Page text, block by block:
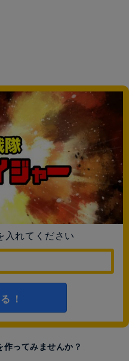
入れてください
！
ってみませんか？